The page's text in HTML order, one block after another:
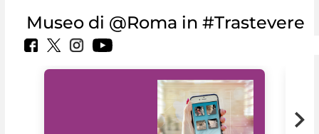
Museo di @Roma in #Trastevere